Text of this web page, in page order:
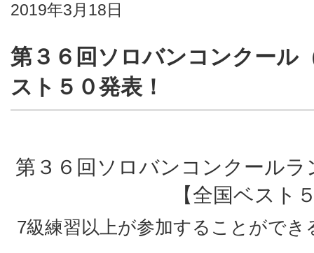
2019年3月18日
第３６回ソロバンコンクール
スト５０発表！
第３６回ソロバンコンクール
【全国ベスト
7級練習以上が参加することがで